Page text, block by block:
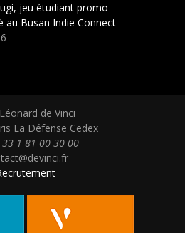
jeu étudiant promo
au Busan Indie Connect
de Vinci
La Défense Cedex
1 81 00 30 00